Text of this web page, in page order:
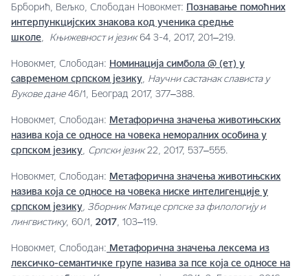
Брборић, Вељко, Слободан Новокмет:
Познавање помоћних
интерпункцијских знакова код ученика средње
школе, Књижевност и језик64 3-4, 2017, 201‒219.
Новокмет, Слободан: Номинација симбола @ (ет) у
савременом српском језику, Научни састанак слависта у
Вукове дане46/1, Београд 2017, 377‒388.
Новокмет, Слободан:
Метафорична значења животињских
назива која се односе на човека неморалних особина у
српском језику, Српски језик22, 2017, 537‒555.
Новокмет, Слободан:
Метафорична значења животињских
назива која се односе на човека ниске интелигенције у
српском језику, Зборник Матице српске за филологију и
лингвистику, 60/1, 2017, 103‒119.
Новокмет, Слободан: Метафорична значења лексема из
лексичко-семантичке групе назива за псе која се односе на